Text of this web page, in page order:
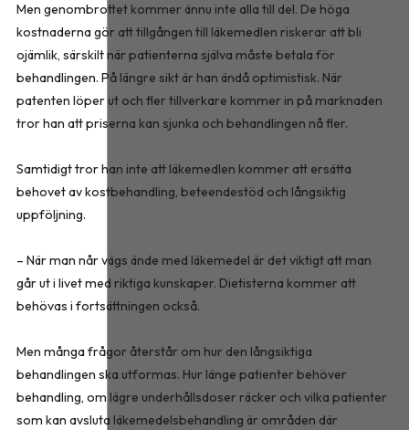
Men genombrottet kommer ännu inte alla till del. De höga
kostnaderna gör att tillgången till läkemedlen riskerar att bli
ojämlik, särskilt när patienterna själva måste betala för
behandlingen. På längre sikt är han ändå optimistisk. När
patenten löper ut och fler tillverkare kommer in på marknaden
tror han att priserna kan sjunka och behandlingen nå fler.
Samtidigt tror han inte att läkemedlen kommer att ersätta
behovet av kostbehandling, beteendestöd och långsiktig
uppföljning.
– När man når vägs ände med läkemedel är det viktigt att man
går ut i livet med riktiga kunskaper. Dietisterna kommer att
behövas i fortsättningen också.
Men många frågor återstår om hur den långsiktiga
behandlingen ska utformas. Hur länge patienter behöver
behandling, om lägre underhållsdoser räcker och vilka patienter
som kan avsluta läkemedelsbehandling är områden där